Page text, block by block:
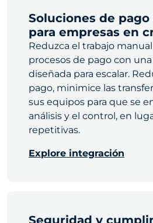
Soluciones de pago
para empresas en
Reduzca el trabajo
procesos de pago con
diseñada para escalar.
pago, minimice las
sus equipos para que se
análisis y el control, en
repetitivas.
Explore integración